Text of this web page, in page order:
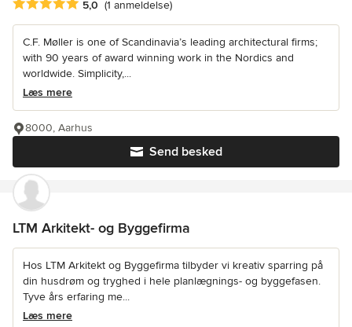
Gennemsnitlig bedømmelse: 5 ud af 5 stjerner
5,0 (1 anmeldelse)
C.F. Møller is one of Scandinavia’s leading architectural firms;
with 90 years of award winning work in the Nordics and
worldwide. Simplicity,...
Læs mere
Send besked
8000, Aarhus
LTM Arkitekt- og Byggefirma
Hos LTM Arkitekt og Byggefirma tilbyder vi kreativ sparring på
din husdrøm og tryghed i hele planlægnings- og byggefasen.
Tyve års erfaring me...
Læs mere